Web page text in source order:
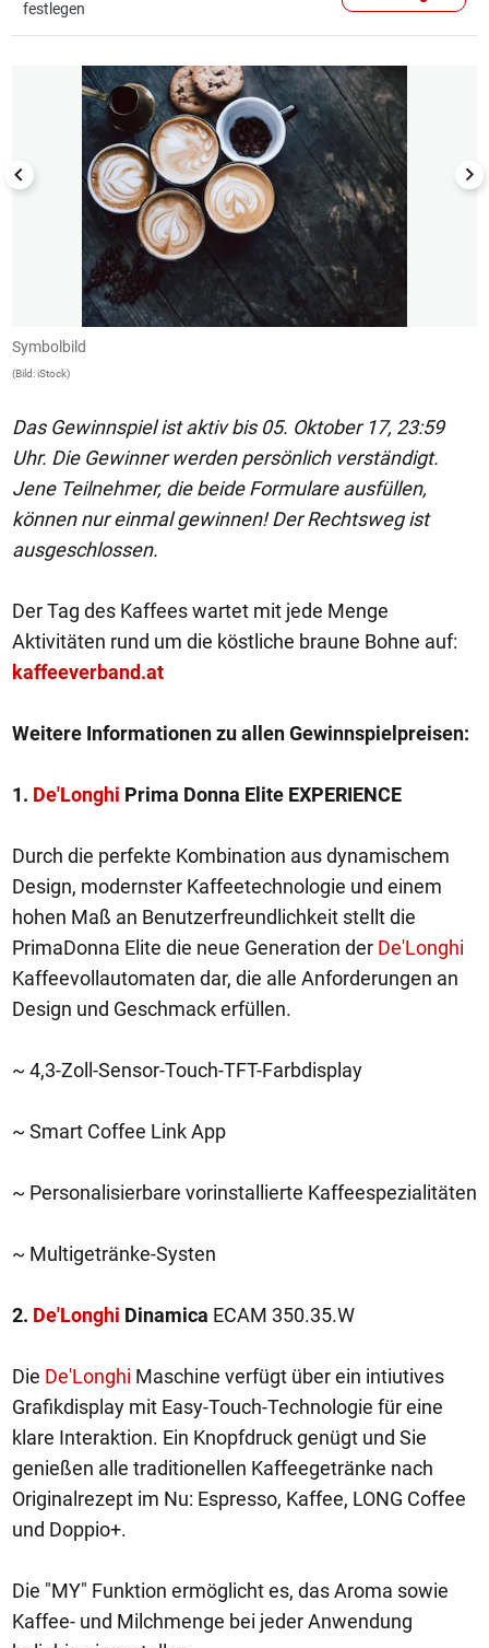
festlegen
1/30
Symbolbild
(Bild: iStock)
Das Gewinnspiel ist aktiv bis 05. Oktober 17, 23:59
Uhr. Die Gewinner werden persönlich verständigt.
Jene Teilnehmer, die beide Formulare ausfüllen,
können nur einmal gewinnen! Der Rechtsweg ist
ausgeschlossen.
Der Tag des Kaffees wartet mit jede Menge
Aktivitäten rund um die köstliche braune Bohne auf:
kaffeeverband.at
Weitere Informationen zu allen Gewinnspielpreisen:
1. De'Longhi Prima Donna Elite EXPERIENCE
Durch die perfekte Kombination aus dynamischem
Design, modernster Kaffeetechnologie und einem
hohen Maß an Benutzerfreundlichkeit stellt die
PrimaDonna Elite die neue Generation der De'Longhi
Kaffeevollautomaten dar, die alle Anforderungen an
Design und Geschmack erfüllen.
~ 4,3-Zoll-Sensor-Touch-TFT-Farbdisplay
~ Smart Coffee Link App
~ Personalisierbare vorinstallierte Kaffeespezialitäten
~ Multigetränke-Systen
2. De'Longhi Dinamica ECAM 350.35.W
Die De'Longhi Maschine verfügt über ein intiutives
Grafikdisplay mit Easy-Touch-Technologie für eine
klare Interaktion. Ein Knopfdruck genügt und Sie
genießen alle traditionellen Kaffeegetränke nach
Originalrezept im Nu: Espresso, Kaffee, LONG Coffee
und Doppio+.
Die "MY" Funktion ermöglicht es, das Aroma sowie
Kaffee- und Milchmenge bei jeder Anwendung